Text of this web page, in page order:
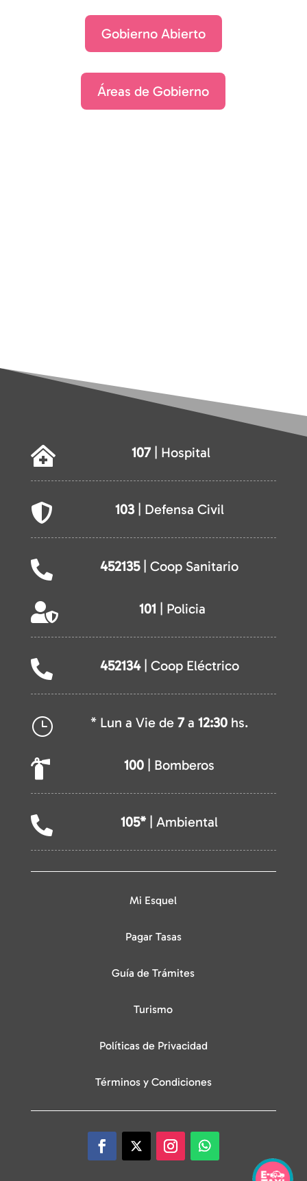
Gobierno Abierto
Áreas de Gobierno
 107| Hospital
 103| Defensa Civil
 452135| Coop Sanitario
 101 | Policia
 452134| Coop Eléctrico
} * Lun a Vie de7 a12:30 hs.
 100 | Bomberos
 105* | Ambiental
Mi Esquel
Pagar Tasas
Guía de Trámites
Turismo
Políticas de Privacidad
Términos y Condiciones